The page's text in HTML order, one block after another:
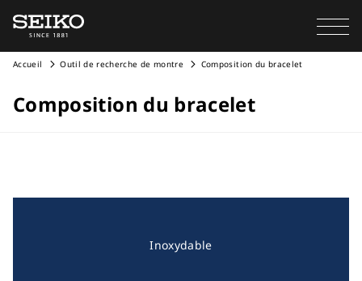
Accueil Outil de recherche de montre Composition du bracelet
Composition du bracelet
Inoxydable